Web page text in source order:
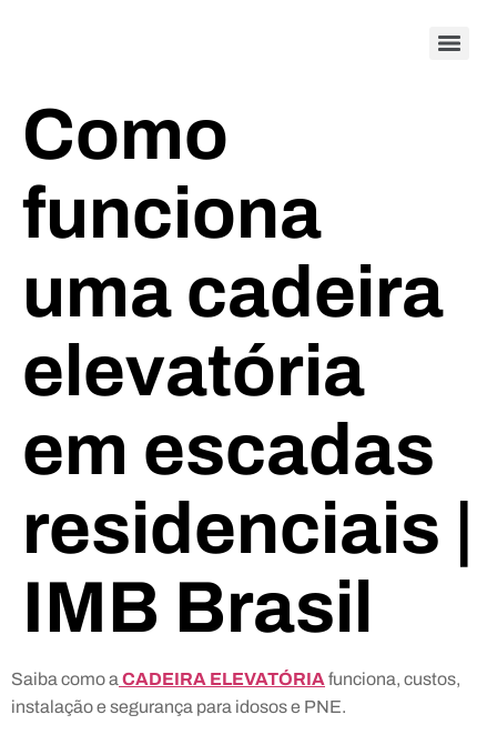
Como
funciona
uma cadeira
elevatória
em escadas
residenciais |
IMB Brasil
Saiba como a CADEIRA ELEVATÓRIA funciona, custos,
instalação e segurança para idosos e PNE.